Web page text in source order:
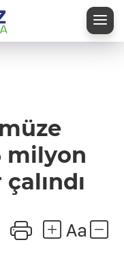
milyon